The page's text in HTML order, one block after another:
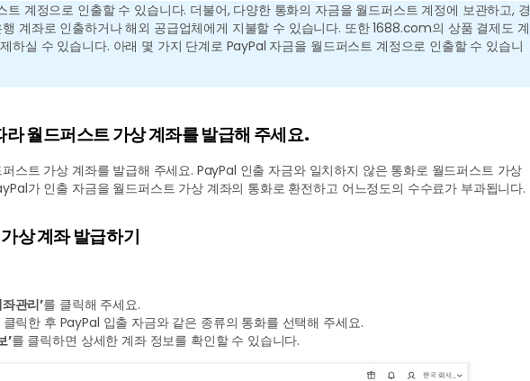
트 계정으로 인출할 수 있습니다. 더불어, 다양한 통화의 자금을 월드퍼스트 계정에 보관하고, 경
계좌로 인출하거나 해외 공급업체에게 지불할 수 있습니다. 또한 1688.com의 상품 결제도 계
하실 수 있습니다. 아래 몇 가지 단계로 PayPal 자금을 월드퍼스트 계정으로 인출할 수 있습니
월드퍼스트 가상 계좌를 발급해 주세요.
스트 가상 계좌를 발급해 주세요. PayPal 인출 자금와 일치하지 않은 통화로 월드퍼스트 가상
가 인출 자금을 월드퍼스트 가상 계좌의 통화로 환전하고 어느정도의 수수료가 부과됩니다.
가상 계좌 발급하기
좌관리’를 클릭해 주세요.
클릭한 후 PayPal 입출 자금와 같은 종류의 통화를 선택해 주세요.
’를 클릭하면 상세한 계좌 정보를 확인할 수 있습니다.